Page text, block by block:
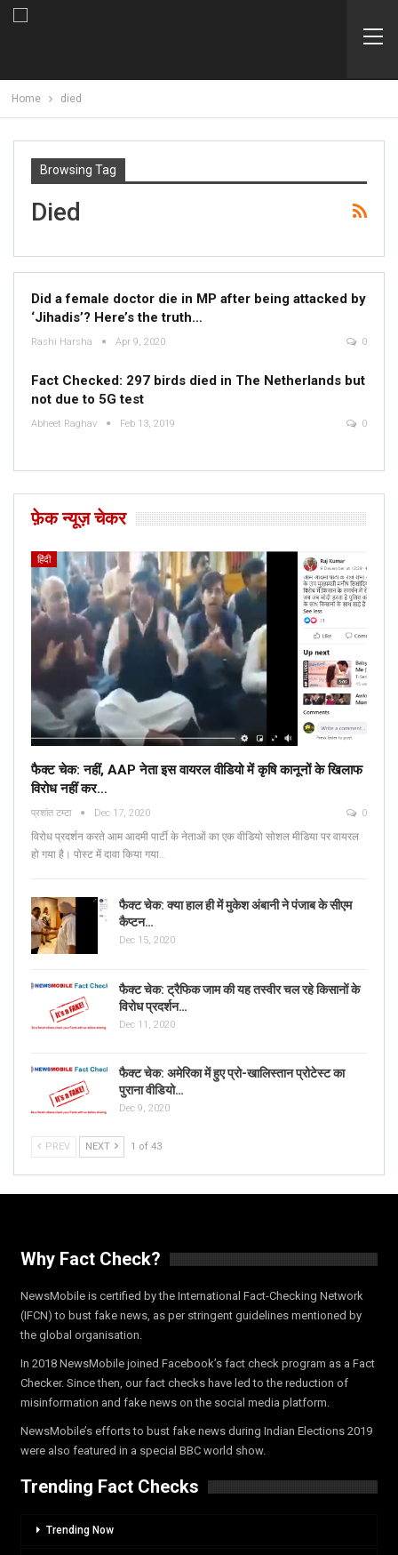
Home died
Browsing Tag
Died
Did a female doctor die in MP after being attacked by
‘Jihadis’? Here’s the truth…
Rashi Harsha Apr 9, 2020 0
Fact Checked: 297 birds died in The Netherlands but
not due to 5G test
Abheet Raghav Feb 13, 2019 0
फ़ेक न्यूज़ चेकर
हिंदी
फैक्ट चेक: नहीं, AAP नेता इस वायरल वीडियो में कृषि कानूनों के खिलाफ
विरोध नहीं कर…
प्रशांत टम्टा Dec 17, 2020 0
विरोध प्रदर्शन करते आम आदमी पार्टी के नेताओं का एक वीडियो सोशल मीडिया पर वायरल
हो गया है। पोस्ट में दावा किया गया…
फैक्ट चेक: क्या हाल ही में मुकेश अंबानी ने पंजाब के सीएम
कैप्टन…
Dec 15, 2020
फैक्ट चेक: ट्रैफिक जाम की यह तस्वीर चल रहे किसानों के
विरोध प्रदर्शन…
Dec 11, 2020
फैक्ट चेक: अमेरिका में हुए प्रो-खालिस्तान प्रोटेस्ट का
पुराना वीडियो…
Dec 9, 2020
PREV NEXT 1 of 43
Why Fact Check?
NewsMobile is certified by the International Fact-Checking Network
(IFCN) to bust fake news, as per stringent guidelines mentioned by
the global organisation.
In 2018 NewsMobile joined Facebook’s fact check program as a Fact
Checker. Since then, our fact checks have led to the reduction of
misinformation and fake news on the social media platform.
NewsMobile’s efforts to bust fake news during Indian Elections 2019
were also featured in a special BBC world show.
Trending Fact Checks
Trending Now